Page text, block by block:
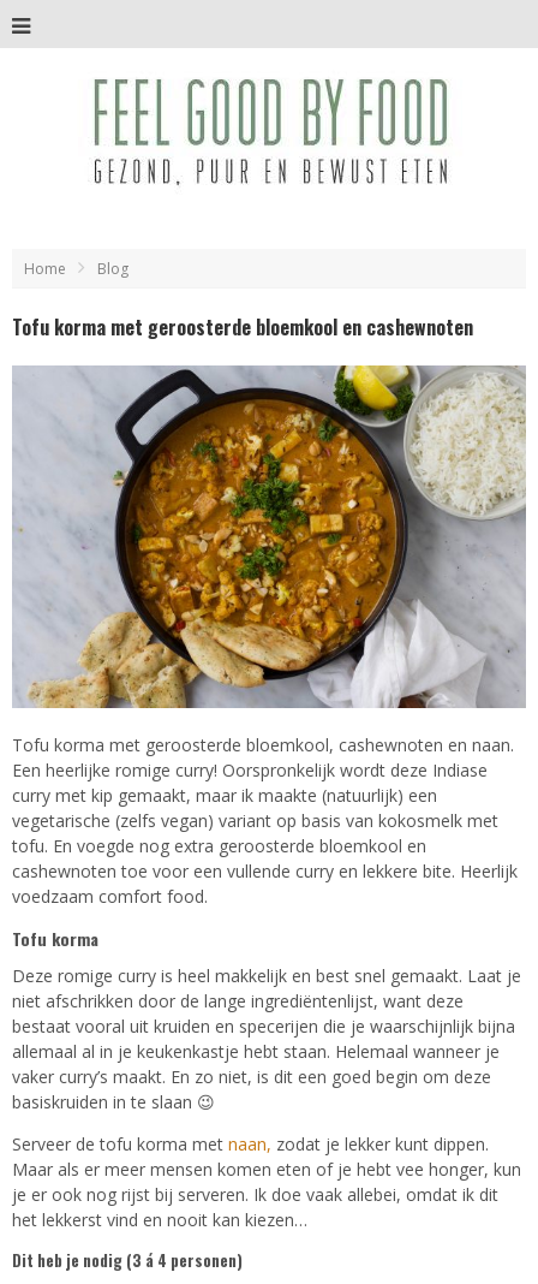
Home Blog
Tofu korma met geroosterde bloemkool en cashewnoten
Tofu korma met geroosterde bloemkool, cashewnoten en naan.
Een heerlijke romige curry! Oorspronkelijk wordt deze Indiase
curry met kip gemaakt, maar ik maakte (natuurlijk) een
vegetarische (zelfs vegan) variant op basis van kokosmelk met
tofu. En voegde nog extra geroosterde bloemkool en
cashewnoten toe voor een vullende curry en lekkere bite. Heerlijk
voedzaam comfort food.
Tofu korma
Deze romige curry is heel makkelijk en best snel gemaakt. Laat je
niet afschrikken door de lange ingrediëntenlijst, want deze
bestaat vooral uit kruiden en specerijen die je waarschijnlijk bijna
allemaal al in je keukenkastje hebt staan. Helemaal wanneer je
vaker curry’s maakt. En zo niet, is dit een goed begin om deze
basiskruiden in te slaan 😉
Serveer de tofu korma met naan, zodat je lekker kunt dippen.
Maar als er meer mensen komen eten of je hebt vee honger, kun
je er ook nog rijst bij serveren. Ik doe vaak allebei, omdat ik dit
het lekkerst vind en nooit kan kiezen…
Dit heb je nodig (3 á 4 personen)